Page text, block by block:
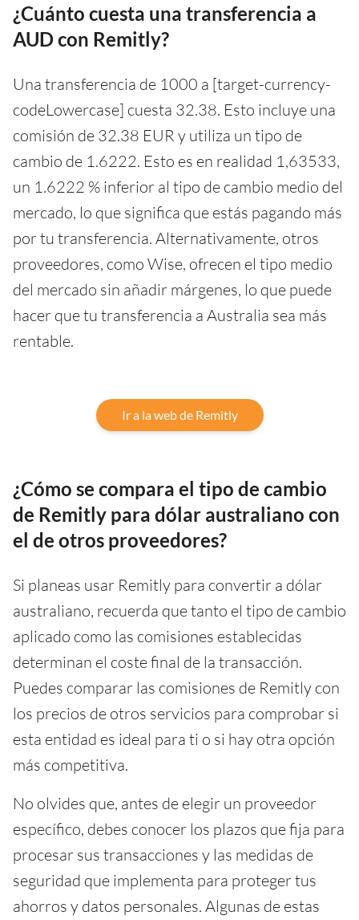
¿Cuánto cuesta una transferencia a
AUD con Remitly?
Una transferencia de 1000 a [target-currency-
codeLowercase] cuesta 32.38. Esto incluye una
comisión de 32.38 EUR y utiliza un tipo de
cambio de 1.6222. Esto es en realidad 1,63533,
un 1.6222 % inferior al tipo de cambio medio del
mercado, lo que significa que estás pagando más
por tu transferencia. Alternativamente, otros
proveedores, como Wise, ofrecen el tipo medio
del mercado sin añadir márgenes, lo que puede
hacer que tu transferencia a Australia sea más
rentable.
Ir a la web de Remitly
¿Cómo se compara el tipo de cambio
de Remitly para dólar australiano con
el de otros proveedores?
Si planeas usar Remitly para convertir a dólar
australiano, recuerda que tanto el tipo de cambio
aplicado como las comisiones establecidas
determinan el coste final de la transacción.
Puedes comparar las comisiones de Remitly con
los precios de otros servicios para comprobar si
esta entidad es ideal para ti o si hay otra opción
más competitiva.
No olvides que, antes de elegir un proveedor
específico, debes conocer los plazos que fija para
procesar sus transacciones y las medidas de
seguridad que implementa para proteger tus
ahorros y datos personales. Algunas de estas